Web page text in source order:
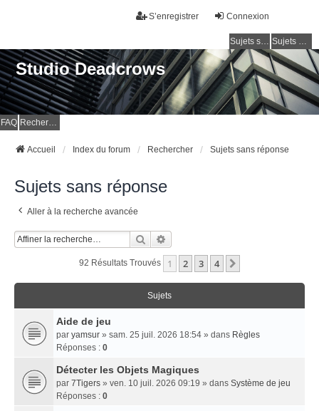
Connexion
S’enregistrer
Sujets sans réponse Sujets actifs
Studio Deadcrows
FAQ Rechercher
Accueil Index du forum Rechercher Sujets sans réponse
Sujets sans réponse
Aller à la recherche avancée
Rechercher
92 Résultats Trouvés 1 2 3 4
Sujets
Aide de jeu
par yamsur » sam. 25 juil. 2026 18:54 » dans Règles
Réponses : 0
Détecter les Objets Magiques
par 7Tigers » ven. 10 juil. 2026 09:19 » dans Système de jeu
Réponses : 0